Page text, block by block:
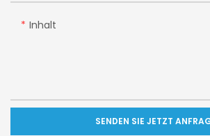
Inhalt
SENDEN SIE JETZT